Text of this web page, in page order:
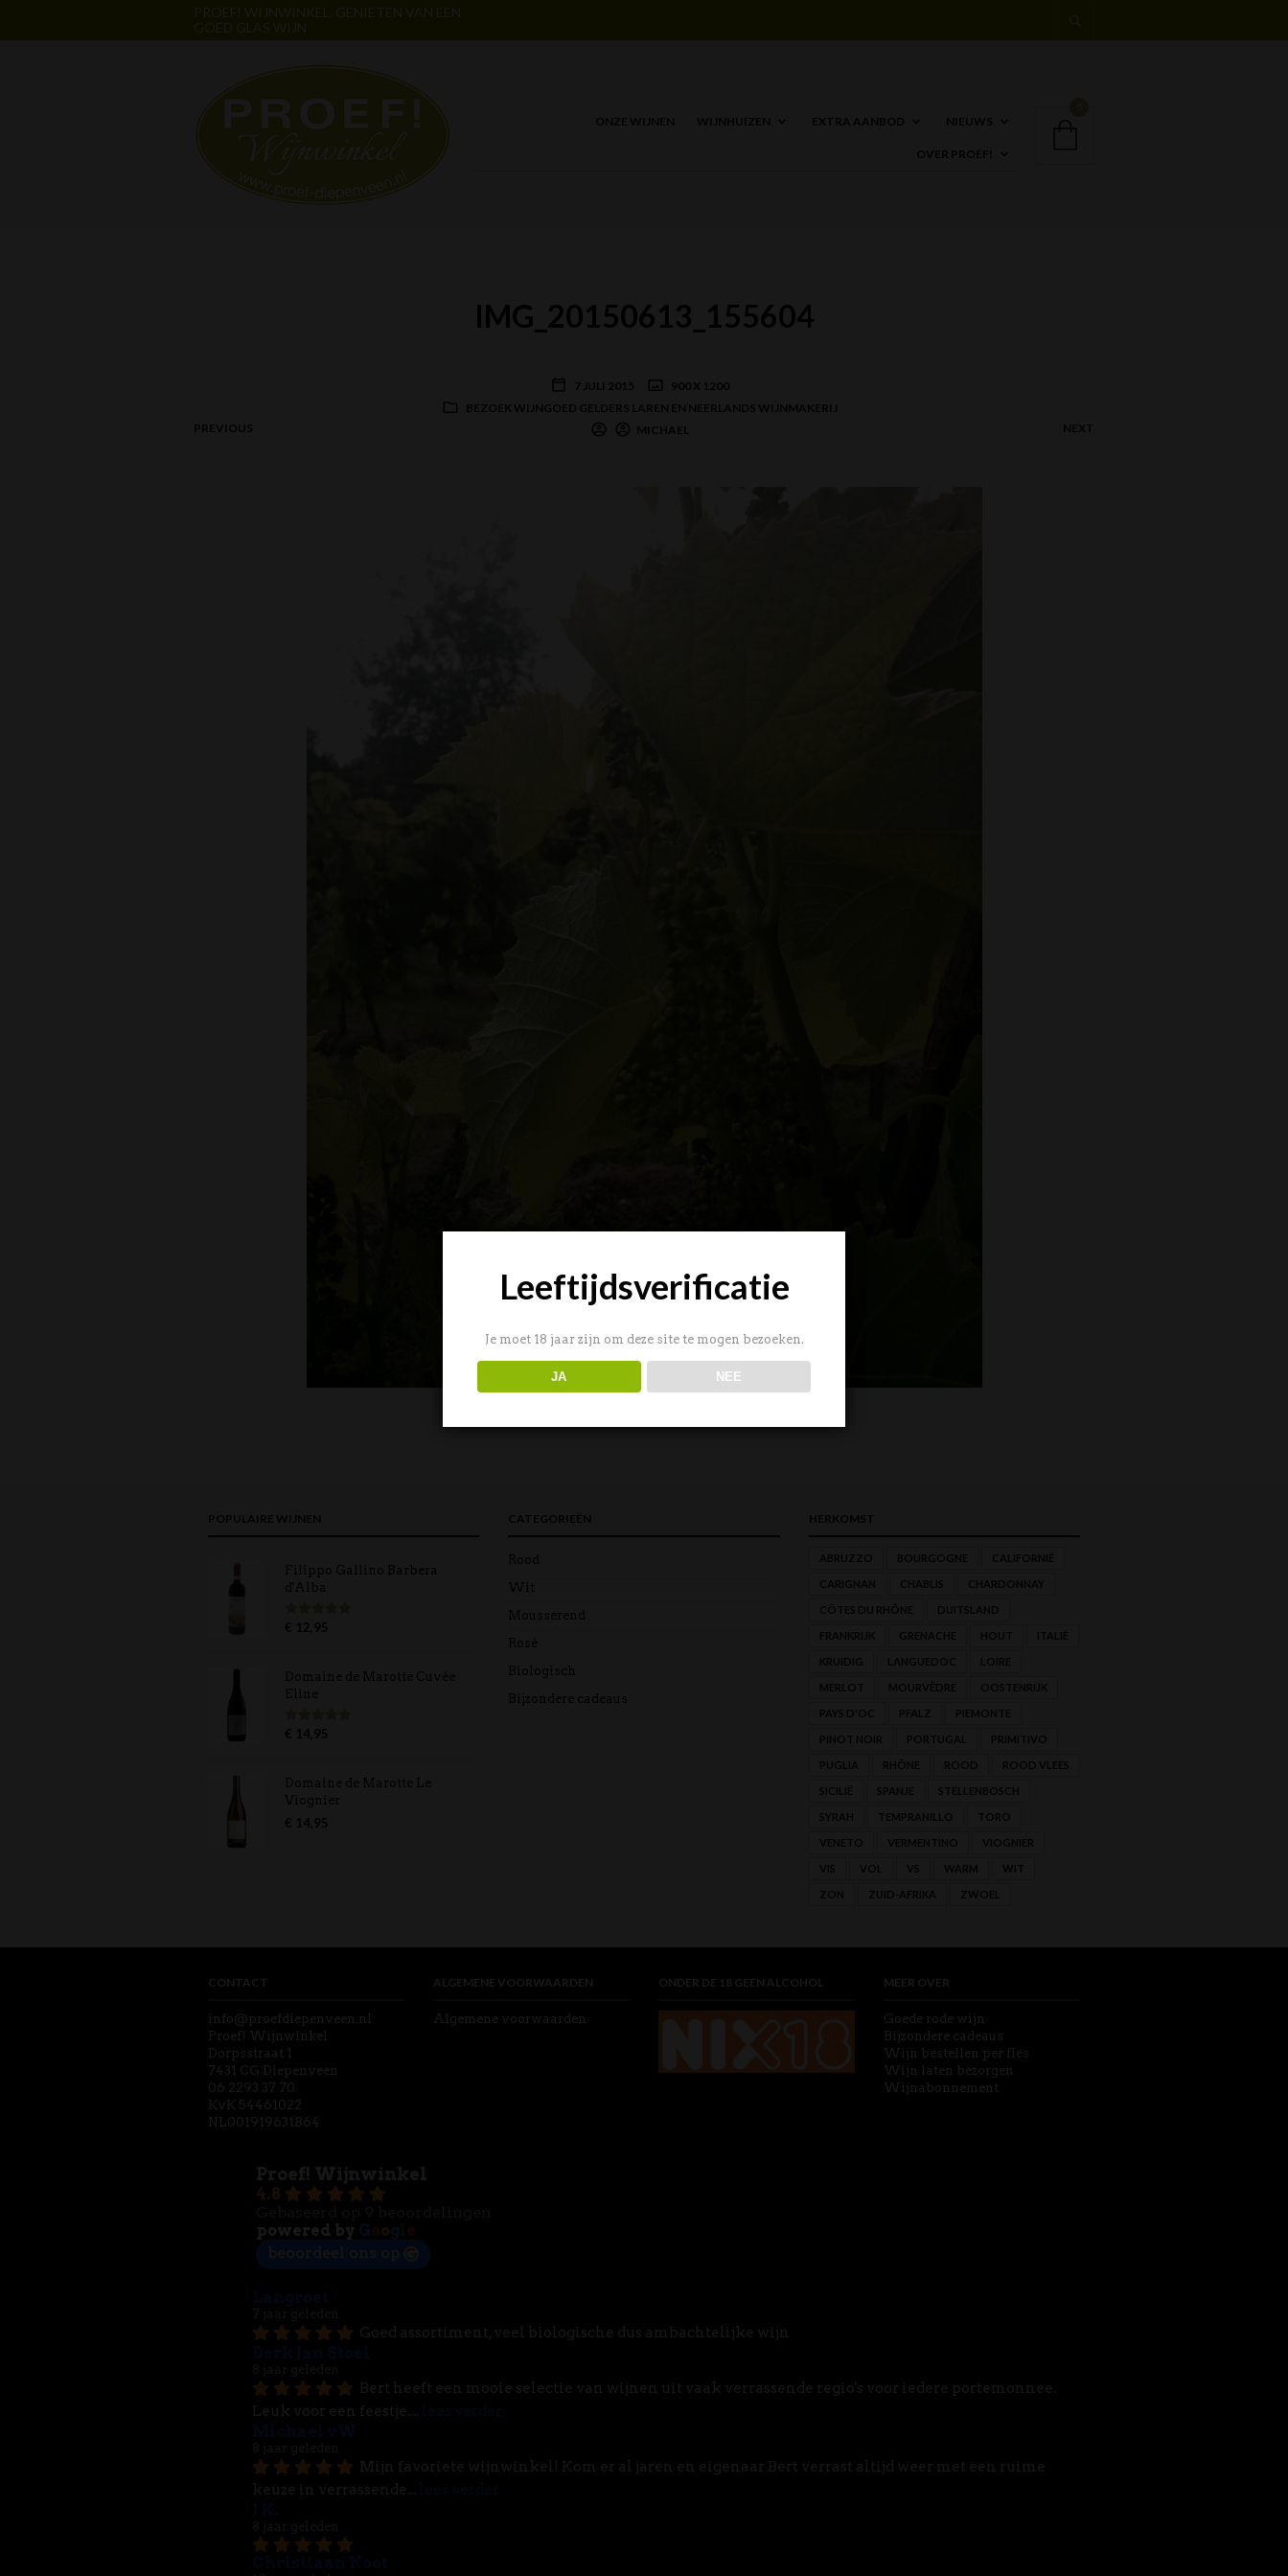
PROEF! WIJNWINKEL. GENIETEN VAN EEN
GOED GLAS WIJN
ONZE WIJNEN WIJNHUIZEN EXTRA AANBOD NIEUWS
OVER PROEF!
IMG_20150613_155604
7 JULI 2015
900 X 1200
BEZOEK WIJNGOED GELDERS LAREN EN NEERLANDS WIJNMAKERIJ
MICHAEL
PREVIOUS NEXT
POPULAIRE WIJNEN
Filippo Gallino Barbera
d'Alba
Gewaardeerd
€ 12,95
Domaine de Marotte Cuvée
Eline
Gewaardeerd
€ 14,95
Domaine de Marotte Le
Viognier
€ 14,95
CATEGORIEËN
Rood
Wit
Mousserend
Rosé
Biologisch
Bijzondere cadeaus
HERKOMST
ABRUZZO BOURGOGNE CALIFORNIË
CARIGNAN CHABLIS CHARDONNAY
CÔTES DU RHÔNE DUITSLAND
FRANKRIJK GRENACHE HOUT ITALIË
KRUIDIG LANGUEDOC LOIRE
MERLOT MOURVÈDRE OOSTENRIJK
PAYS D'OC PFALZ PIEMONTE
PINOT NOIR PORTUGAL PRIMITIVO
PUGLIA RHÔNE ROOD ROOD VLEES
SICILIË SPANJE STELLENBOSCH
SYRAH TEMPRANILLO TORO
VENETO VERMENTINO VIOGNIER
VIS VOL VS WARM WIT
ZON ZUID-AFRIKA ZWOEL
CONTACT
info@proefdiepenveen.nl
Proef! Wijnwinkel
Dorpsstraat 1
7431 CG Diepenveen
06 2293 37 70
KvK 54461022
NL001919631B64
ALGEMENE VOORWAARDEN
Algemene voorwaarden
ONDER DE 18 GEEN ALCOHOL MEER OVER
Goede rode wijn
Bijzondere cadeaus
Wijn bestellen per fles
Wijn laten bezorgen
Wijnabonnement
4.8
powered by
o
Leeftijdsverificatie
Je moet 18 jaar zijn om deze site te mogen bezoeken.
JA NEE